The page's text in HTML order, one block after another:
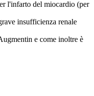
l'infarto del miocardio (per
insufficienza renale
e come inoltre è